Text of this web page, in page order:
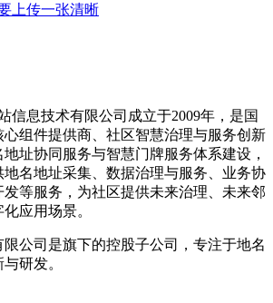
上传一张清晰
信息技术有限公司成立于2009年，是国
组件提供商、社区智慧治理与服务创新
址协同服务与智慧门牌服务体系建设，
名地址采集、数据治理与服务、业务协
发等服务，为社区提供未来治理、未来邻
应用场景。
公司是旗下的控股子公司，专注于地名
研发。